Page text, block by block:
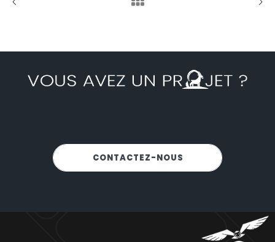
NOUS SOMMES-LÀ POUR VOUS
!
CONTACTEZ-NOUS